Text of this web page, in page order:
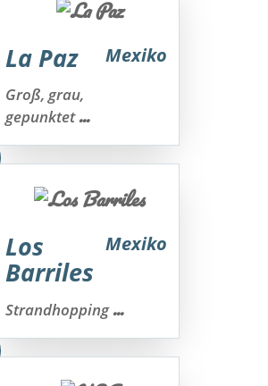
La Paz Mexiko
Groß, grau,
gepunktet...
Los
Barriles
Mexiko
Strandhopping...